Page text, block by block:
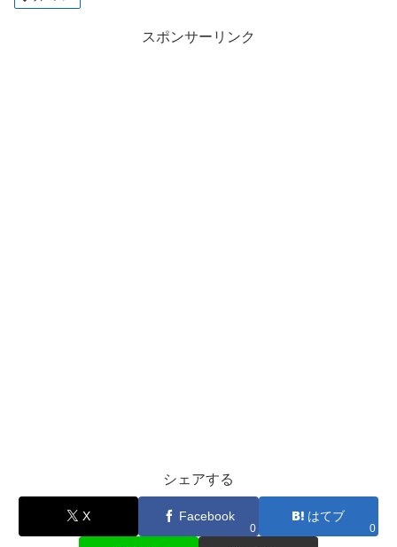
スポンサーリンク
シェアする
X Facebook
0
はてブ
0